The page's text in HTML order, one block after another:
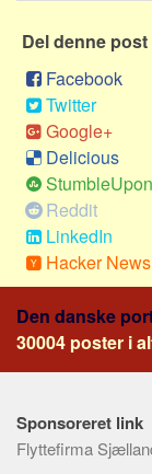
Investering
Pension og opsparing
Forbrug
Social sikring og
Transport
Alle
Aspekter
Køb og salg
Økonomi
Statistik
Praktisk
Del denne post
Facebook
Twitter
Google+
Delicious
StumbleUpon
Reddit
LinkedIn
Hacker News
Den danske
30004 poster i
Sponsoreret link
Flyttefirma